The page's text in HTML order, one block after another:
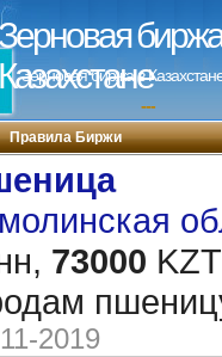
Казахстане
Зерновая биржа в
---
Правила Биржи
73000
2019